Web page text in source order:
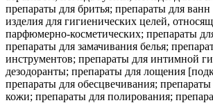
препараты для бритья; препараты для ванн
изделия для гигиенических целей,
парфюмерно-косметических; препараты
препараты для замачивания белья;
инструментов; препараты для интимной
дезодоранты; препараты для лощения
препараты для обесцвечивания; препараты
кожи; препараты для полирования;